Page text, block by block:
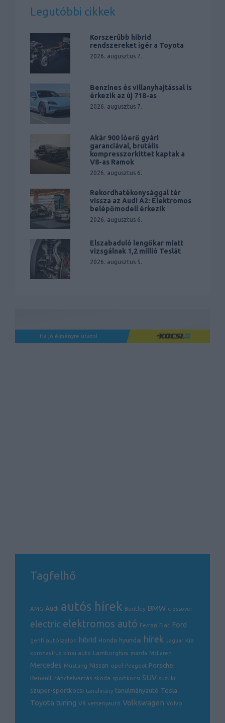
Legutóbbi cikkek
Korszerűbb hibrid
rendszereket ígér a Toyota
2026. augusztus 7.
Benzines és villanyhajtással is
érkezik az új 718-as
2026. augusztus 7.
Akár 900 lóerő gyári
garanciával, brutális
kompresszorkittet kaptak a
V8-as Ramok
2026. augusztus 6.
Rekordhatékonysággal tér
vissza az Audi A2: Elektromos
belépőmodell érkezik
2026. augusztus 6.
Elszabaduló lengőkar miatt
vizsgálnak 1,2 millió Teslát
2026. augusztus 5.
Ha jó élményre utazol
Tagfelhő
AMG Audi autós hírek Bentley BMW crossover
electric elektromos autó Ferrari Fiat Ford
genfi autószalon hibrid Honda hyundai hírek Jaguar Kia
koronavírus kínai autó Lamborghini mazda McLaren
Mercedes Mustang Nissan opel Peugeot Porsche
Renault ráncfelvarrás skoda sportkocsi SUV suzuki
szuper-sportkocsi tanulmány tanulmányautó Tesla
Toyota tuning V8 versenyautó Volkswagen Volvo